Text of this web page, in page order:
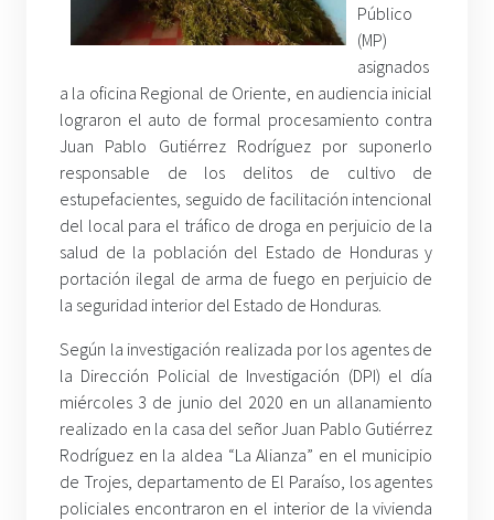
Público
(MP)
asignados
a la oficina Regional de Oriente, en audiencia inicial
lograron el auto de formal procesamiento contra
Juan Pablo Gutiérrez Rodríguez por suponerlo
responsable de los delitos de cultivo de
estupefacientes, seguido de facilitación intencional
del local para el tráfico de droga en perjuicio de la
salud de la población del Estado de Honduras y
portación ilegal de arma de fuego en perjuicio de
la seguridad interior del Estado de Honduras.
Según la investigación realizada por los agentes de
la Dirección Policial de Investigación (DPI) el día
miércoles 3 de junio del 2020 en un allanamiento
realizado en la casa del señor Juan Pablo Gutiérrez
Rodríguez en la aldea “La Alianza” en el municipio
de Trojes, departamento de El Paraíso, los agentes
policiales encontraron en el interior de la vivienda